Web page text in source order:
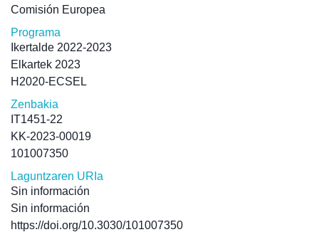
Comisión Europea
Programa
Ikertalde 2022-2023
Elkartek 2023
H2020-ECSEL
Zenbakia
IT1451-22
KK-2023-00019
101007350
Laguntzaren URIa
Sin información
Sin información
https://doi.org/10.3030/101007350